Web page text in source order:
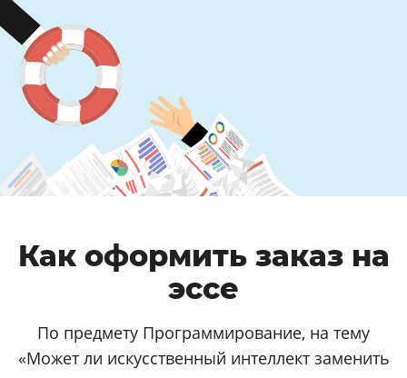
Как оформить заказ на
эссе
По предмету Программирование, на тему
«Может ли искусственный интеллект заменить